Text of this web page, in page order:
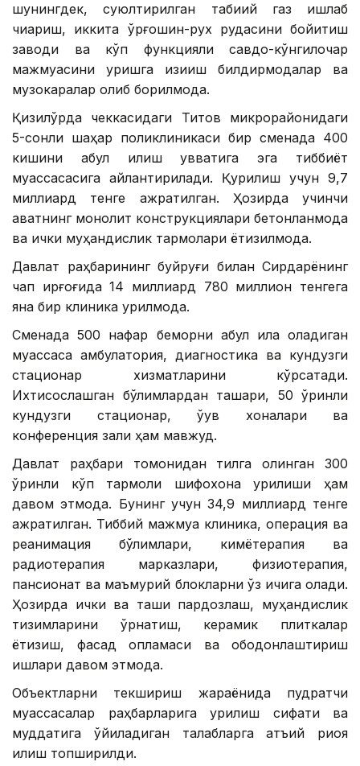
шунингдек, суюлтирилган табиий газ ишлаб
чиқариш, иккита қўрғошин-рух рудасини бойитиш
заводи ва кўп функцияли савдо-кўнгилочар
мажмуасини қуришга қизиқиш билдирмоқдалар ва
музокаралар олиб борилмоқда.
Қизилўрда чеккасидаги Титов микрорайонидаги
5-сонли шаҳар поликлиникаси бир сменада 400
кишини қабул қилиш қувватига эга тиббиёт
муассасасига айлантирилади. Қурилиш учун 9,7
миллиард тенге ажратилган. Ҳозирда учинчи
қаватнинг монолит конструкциялари бетонланмоқда
ва ички муҳандислик тармоқлари ётқизилмоқда.
Давлат раҳбарининг буйруғи билан Сирдарёнинг
чап қирғоғида 14 миллиард 780 миллион тенгега
яна бир клиника қурилмоқда.
Сменада 500 нафар беморни қабул қила оладиган
муассаса амбулатория, диагностика ва кундузги
стационар хизматларини кўрсатади.
Ихтисослашган бўлимлардан ташқари, 50 ўринли
кундузги стационар, ўқув хоналари ва
конференция зали ҳам мавжуд.
Давлат раҳбари томонидан тилга олинган 300
ўринли кўп тармоқли шифохона қурилиши ҳам
давом этмоқда. Бунинг учун 34,9 миллиард тенге
ажратилган. Тиббий мажмуа клиника, операция ва
реанимация бўлимлари, кимётерапия ва
радиотерапия марказлари, физиотерапия,
пансионат ва маъмурий блокларни ўз ичига олади.
Ҳозирда ички ва ташқи пардозлаш, муҳандислик
тизимларини ўрнатиш, керамик плиткалар
ётқизиш, фасад қопламаси ва ободонлаштириш
ишлари давом этмоқда.
Объектларни текшириш жараёнида пудратчи
муассасалар раҳбарларига қурилиш сифати ва
муддатига қўйиладиган талабларга қатъий риоя
қилиш топширилди.